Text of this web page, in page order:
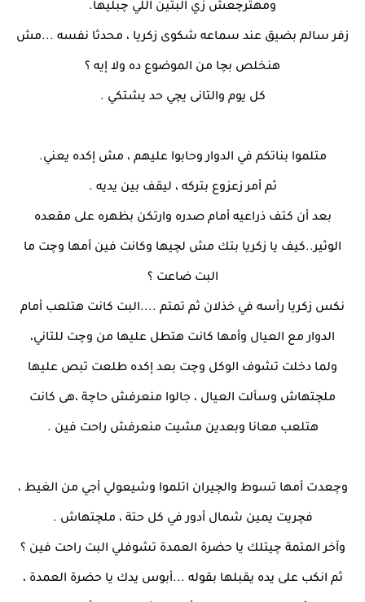
ومهترچعش زي البتين اللي چبليها.
زفر سالم بضيق عند سماعه شكوى زكريا ، محدثا نفسه ...مش
هنخلص بچا من الموضوع ده ولا إيه ؟
كل يوم والتانى يچي حد يشتكي .
متلموا بناتكم في الدوار وحابوا عليهم ، مش إكده يعني.
ثم أمر زعزوع بتركه ، ليقف بين يديه .
بعد أن كتف ذراعيه أمام صدره وارتكن بظهره على مقعده
الوثير..كيف يا زكريا بتك مش لچيها وكانت فين أمها وچت ما
البت ضاعت ؟
نكس زكريا رأسه في خذلان ثم تمتم ....البت كانت هتلعب أمام
الدوار مع العيال وأمها كانت هتطل عليها من وچت للتاني،
ولما دخلت تشوف الوكل وچت بعد إكده طلعت تبص عليها
ملچتهاش وسألت العيال ، جالوا منعرفش حاچة ،هى كانت
هتلعب معانا وبعدين مشيت منعرفش راحت فين .
وچعدت أمها تسوط والچيران اتلموا وشيعولي أجي من الغيط ،
فچريت يمين شمال أدور في كل حتة ، ملچتهاش .
وآخر المتمة چيتلك يا حضرة العمدة تشوفلي البت راحت فين ؟
ثم انكب على يده يقبلها بقوله ...أبوس يدك يا حضرة العمدة ،